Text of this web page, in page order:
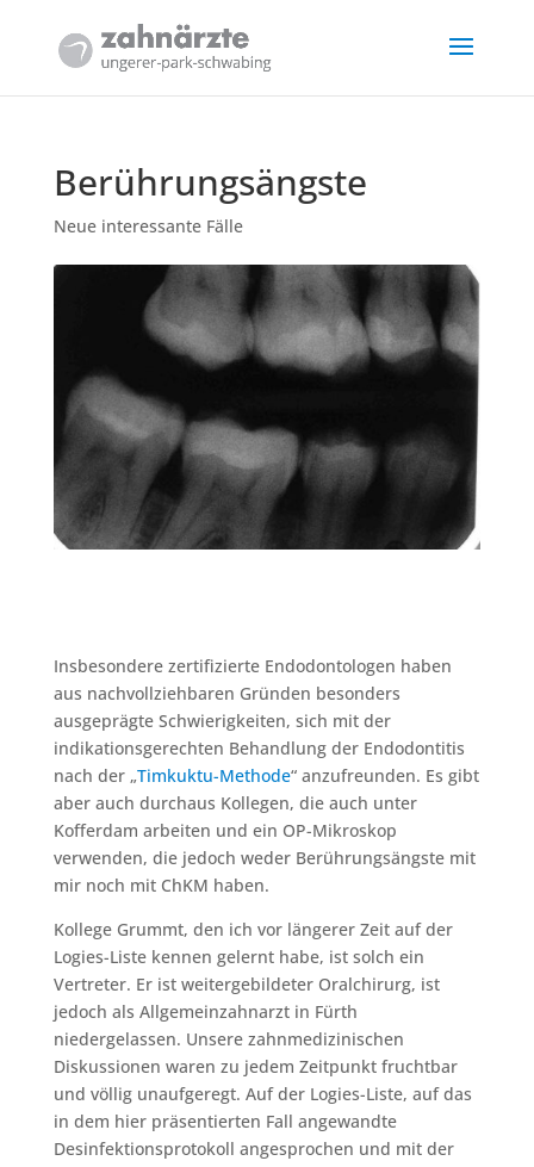
Berührungsängste
Neue interessante Fälle
Insbesondere zertifizierte Endodontologen haben
aus nachvollziehbaren Gründen besonders
ausgeprägte Schwierigkeiten, sich mit der
indikationsgerechten Behandlung der Endodontitis
nach der „Timkuktu-Methode“ anzufreunden. Es gibt
aber auch durchaus Kollegen, die auch unter
Kofferdam arbeiten und ein OP-Mikroskop
verwenden, die jedoch weder Berührungsängste mit
mir noch mit ChKM haben.
Kollege Grummt, den ich vor längerer Zeit auf der
Logies-Liste kennen gelernt habe, ist solch ein
Vertreter. Er ist weitergebildeter Oralchirurg, ist
jedoch als Allgemeinzahnarzt in Fürth
niedergelassen. Unsere zahnmedizinischen
Diskussionen waren zu jedem Zeitpunkt fruchtbar
und völlig unaufgeregt. Auf der Logies-Liste, auf das
in dem hier präsentierten Fall angewandte
Desinfektionsprotokoll angesprochen und mit der